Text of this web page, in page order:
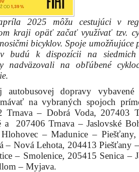
2025 môžu cestujúci v
kraji opäť začať využívať tzv.
bicyklov. Spoje umožňujúce
budú k dispozícii na
nadväzovali na obľúbené
autobusovej dopravy vybavené
na vybraných spojoch
Trnava – Dobrá Voda, 207403
a 207406 Trnava – Jaslovské
– Madunice –
– Nová Lehota, 204413 Piešťany
– Smolenice, 205415 Senica –
– Myjava.